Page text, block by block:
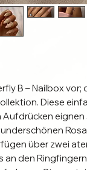
B – Nailbox
Diese
Aufdrücken
über zwei
den